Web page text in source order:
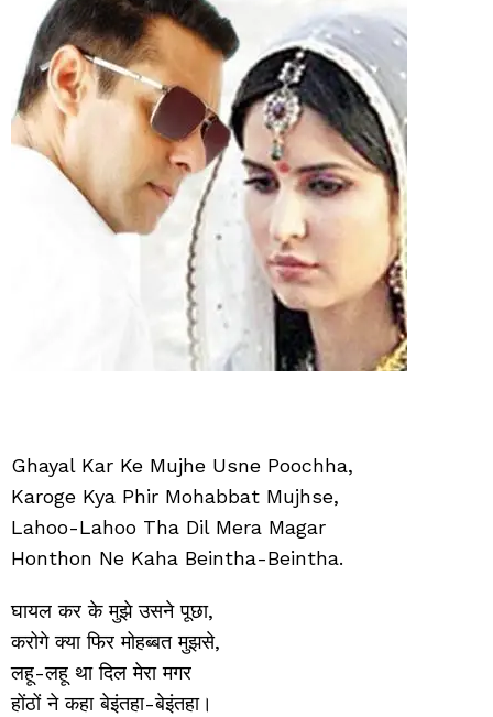
Ghayal Kar Ke Mujhe Usne Poochha,
Karoge Kya Phir Mohabbat Mujhse,
Lahoo-Lahoo Tha Dil Mera Magar
Honthon Ne Kaha Beintha-Beintha.
घायल कर के मुझे उसने पूछा,
करोगे क्या फिर मोहब्बत मुझसे,
लहू-लहू था दिल मेरा मगर
होंठों ने कहा बेइंतहा-बेइंतहा।